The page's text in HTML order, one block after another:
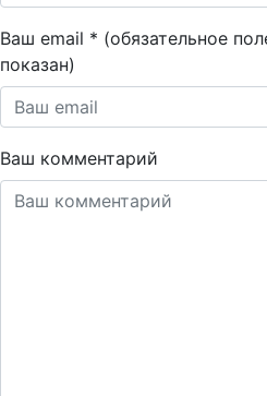
Ваш email * (обязательное
показан)
Ваш комментарий